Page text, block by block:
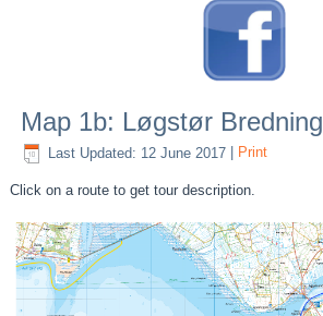
Map 1b: Løgstør Bredning
Last Updated: 12 June 2017 Print
Click on a route to get tour description.